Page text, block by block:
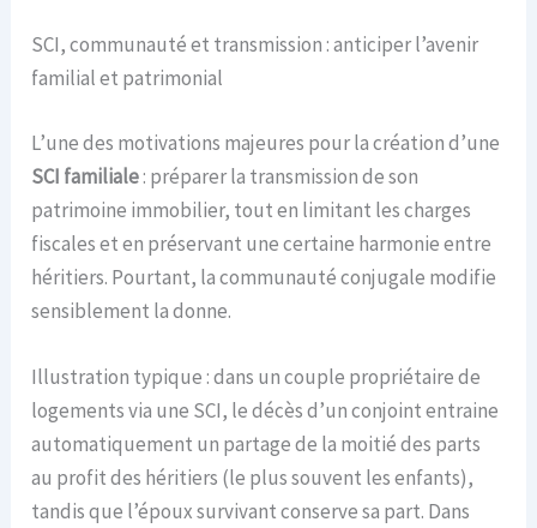
SCI, communauté et transmission : anticiper l’avenir
familial et patrimonial
L’une des motivations majeures pour la création d’une
SCI familiale: préparer la transmission de son
patrimoine immobilier, tout en limitant les charges
fiscales et en préservant une certaine harmonie entre
héritiers. Pourtant, la communauté conjugale modifie
sensiblement la donne.
Illustration typique : dans un couple propriétaire de
logements via une SCI, le décès d’un conjoint entraine
automatiquement un partage de la moitié des parts
au profit des héritiers (le plus souvent les enfants),
tandis que l’époux survivant conserve sa part. Dans